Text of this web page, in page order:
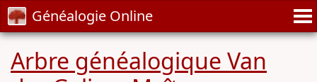
Généalogie Online
Arbre généalogique Van